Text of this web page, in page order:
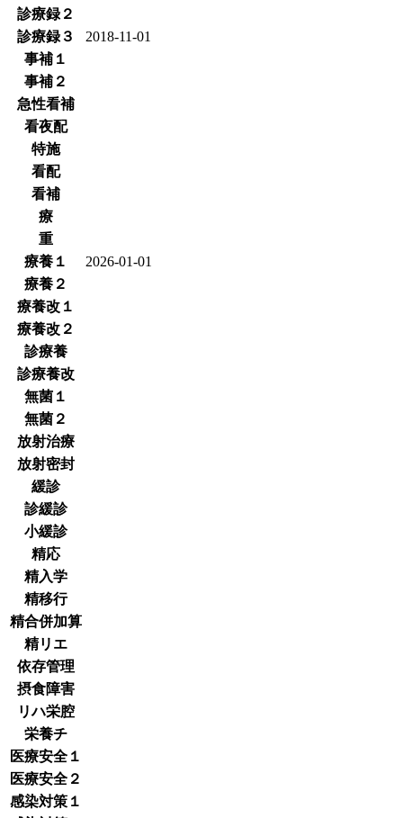
診療録２
診療録３
2018-11-01
事補１
事補２
急性看補
看夜配
特施
看配
看補
療
重
療養１
2026-01-01
療養２
療養改１
療養改２
診療養
診療養改
無菌１
無菌２
放射治療
放射密封
緩診
診緩診
小緩診
精応
精入学
精移行
精合併加算
精リエ
依存管理
摂食障害
リハ栄腔
栄養チ
医療安全１
医療安全２
感染対策１